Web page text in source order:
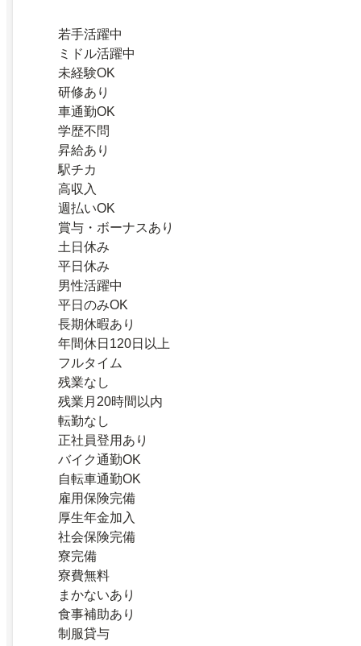
若手活躍中
ミドル活躍中
未経験OK
研修あり
車通勤OK
学歴不問
昇給あり
駅チカ
高収入
週払いOK
賞与・ボーナスあり
土日休み
平日休み
男性活躍中
平日のみOK
長期休暇あり
年間休日120日以上
フルタイム
残業なし
残業月20時間以内
転勤なし
正社員登用あり
バイク通勤OK
自転車通勤OK
雇用保険完備
厚生年金加入
社会保険完備
寮完備
寮費無料
まかないあり
食事補助あり
制服貸与